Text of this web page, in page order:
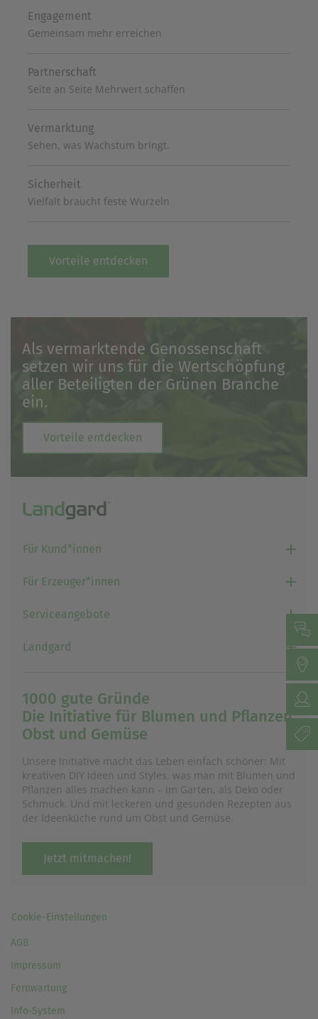
Engagement
Gemeinsam mehr erreichen
Partnerschaft
Seite an Seite Mehrwert schaffen
Vermarktung
Sehen, was Wachstum bringt.
Sicherheit
Vielfalt braucht feste Wurzeln
Vorteile entdecken
Als vermarktende Genossenschaft
setzen wir uns für die Wertschöpfung
aller Beteiligten der Grünen Branche
ein.
Vorteile entdecken
Für Kund*innen
Für Erzeuger*innen
Serviceangebote
Landgard
1000 gute Gründe
Die Initiative für Blumen und Pflanzen,
Obst und Gemüse
Unsere Initiative macht das Leben einfach schöner: Mit
kreativen DIY Ideen und Styles, was man mit Blumen und
Pflanzen alles machen kann – im Garten, als Deko oder
Schmuck. Und mit leckeren und gesunden Rezepten aus
der Ideenküche rund um Obst und Gemüse.
Jetzt mitmachen!
Cookie-Einstellungen
AGB
Impressum
Fernwartung
Info-System